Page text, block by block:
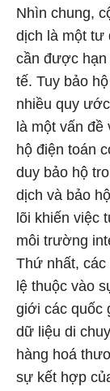
Nhìn chung,
dịch là một tư
cần được
tế. Tuy bảo
nhiều quy
là một vấn
hộ điện toán
duy bảo hộ
dịch và bảo
lõi khiến việc
môi trường
Thứ nhất, các
lệ thuộc vào
giới các quốc
dữ liệu di
hàng hoá
sự kết hợp